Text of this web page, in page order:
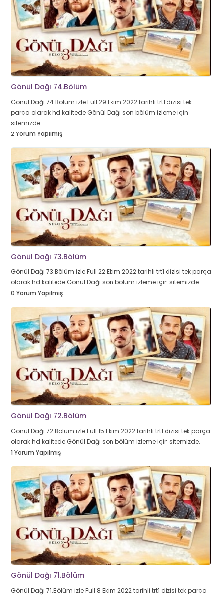
Gönül Dağı 74.Bölüm
Gönül Dağı 74.Bölüm izle Full 29 Ekim 2022 tarihli trt1 dizisi tek
parça olarak hd kalitede Gönül Dağı son bölüm izleme için
sitemizde.
2 Yorum Yapılmış
Gönül Dağı 73.Bölüm
Gönül Dağı 73.Bölüm izle Full 22 Ekim 2022 tarihli trt1 dizisi tek parça
olarak hd kalitede Gönül Dağı son bölüm izleme için sitemizde.
0 Yorum Yapılmış
Gönül Dağı 72.Bölüm
Gönül Dağı 72.Bölüm izle Full 15 Ekim 2022 tarihli trt1 dizisi tek parça
olarak hd kalitede Gönül Dağı son bölüm izleme için sitemizde.
1 Yorum Yapılmış
Gönül Dağı 71.Bölüm
Gönül Dağı 71.Bölüm izle Full 8 Ekim 2022 tarihli trt1 dizisi tek parça